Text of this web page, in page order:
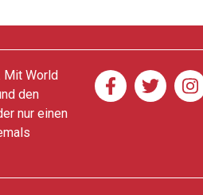
Mit World
den
nur einen